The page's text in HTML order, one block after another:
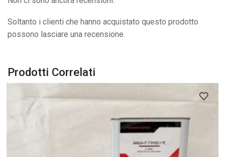
Soltanto i clienti che hanno acquistato questo prodotto
possono lasciare una recensione.
Prodotti Correlati